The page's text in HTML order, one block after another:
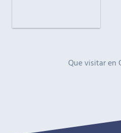
Que visitar en